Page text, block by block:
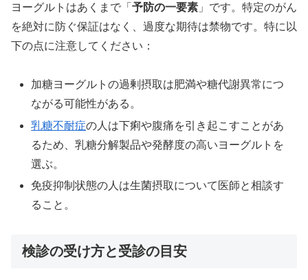
ヨーグルトはあくまで「 予防の一要素 」です。特定のがん
を絶対に防ぐ保証はなく、過度な期待は禁物です。特に以
下の点に注意してください：
加糖ヨーグルトの過剰摂取は肥満や糖代謝異常につ
ながる可能性がある。
乳糖不耐症の人は下痢や腹痛を引き起こすことがあ
るため、乳糖分解製品や発酵度の高いヨーグルトを
選ぶ。
免疫抑制状態の人は生菌摂取について医師と相談す
ること。
検診の受け方と受診の目安